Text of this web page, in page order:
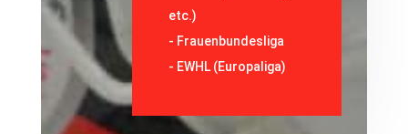
etc.)
- Frauenbundesliga
- EWHL (Europaliga)